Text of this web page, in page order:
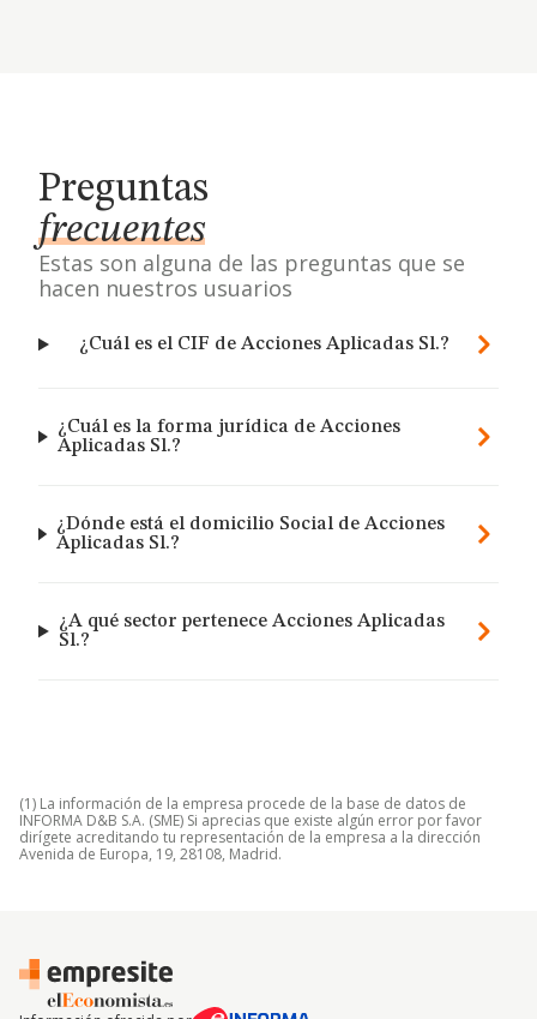
Preguntas
frecuentes
Estas son alguna de las preguntas que se
hacen nuestros usuarios
¿Cuál es el CIF de Acciones Aplicadas Sl.?
¿Cuál es la forma jurídica de Acciones
Aplicadas Sl.?
¿Dónde está el domicilio Social de Acciones
Aplicadas Sl.?
¿A qué sector pertenece Acciones Aplicadas
Sl.?
(1) La información de la empresa procede de la base de datos de
INFORMA D&B S.A. (SME) Si aprecias que existe algún error por favor
dirígete acreditando tu representación de la empresa a la dirección
Avenida de Europa, 19, 28108, Madrid.